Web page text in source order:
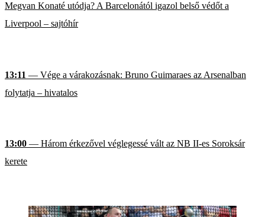
Megvan Konaté utódja? A Barcelonától igazol belső védőt a
Liverpool – sajtóhír
13:11 — Vége a várakozásnak: Bruno Guimaraes az Arsenalban
folytatja – hivatalos
13:00 — Három érkezővel véglegessé vált az NB II-es Soroksár
kerete